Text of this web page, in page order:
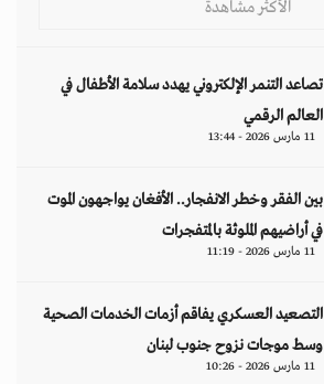
الأكثر مشاهدة
تصاعد التنمر الإلكتروني يهدد سلامة الأطفال في
العالم الرقمي
11 مارس 2026 - 13:44
بين الفقر وخطر الانفجار.. الأفغان يواجهون الموت
في أراضيهم الملوثة بالمتفجرات
11 مارس 2026 - 11:19
التصعيد العسكري يفاقم أزمات الخدمات الصحية
وسط موجات نزوح جنوب لبنان
11 مارس 2026 - 10:26